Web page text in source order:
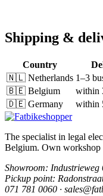
Shipping &
Country
🇳🇱 Netherlands 1–3
🇧🇪 Belgium within
🇩🇪 Germany within
The specialist in legal
Belgium. Own workshop
Showroom: Industrieweg
Pickup point:
071 781 0060 ·